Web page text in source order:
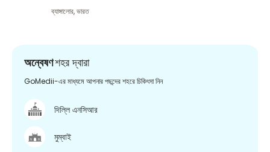
ব্যাঙ্গালোর,ভারত
অন্বেষণশহর দ্বারা
GoMedii-এর মাধ্যমে আপনার পছন্দের শহরে চিকিৎসা নিন
দিল্লি এনসিআর
মুম্বাই